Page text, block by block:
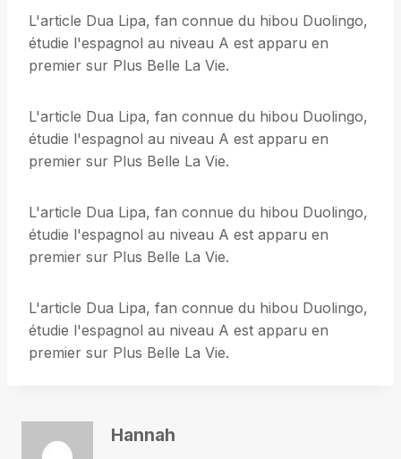
L'article Dua Lipa, fan connue du hibou Duolingo,
étudie l'espagnol au niveau A est apparu en
premier sur Plus Belle La Vie.
L'article Dua Lipa, fan connue du hibou Duolingo,
étudie l'espagnol au niveau A est apparu en
premier sur Plus Belle La Vie.
L'article Dua Lipa, fan connue du hibou Duolingo,
étudie l'espagnol au niveau A est apparu en
premier sur Plus Belle La Vie.
L'article Dua Lipa, fan connue du hibou Duolingo,
étudie l'espagnol au niveau A est apparu en
premier sur Plus Belle La Vie.
Hannah